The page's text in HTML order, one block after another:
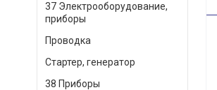
37 Электрооборудование,
приборы
Проводка
Стартер, генератор
38 Приборы